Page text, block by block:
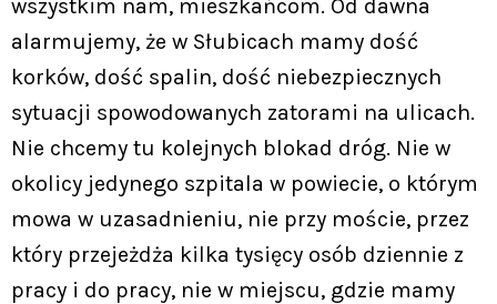
wszystkim nam, mieszkańcom. Od dawna
alarmujemy, że w Słubicach mamy dość
korków, dość spalin, dość niebezpiecznych
sytuacji spowodowanych zatorami na ulicach.
Nie chcemy tu kolejnych blokad dróg. Nie w
okolicy jedynego szpitala w powiecie, o którym
mowa w uzasadnieniu, nie przy moście, przez
który przejeżdża kilka tysięcy osób dziennie z
pracy i do pracy, nie w miejscu, gdzie mamy